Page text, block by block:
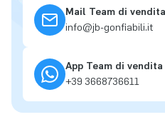
Mail Team di vendita
info@jb-gonfiabili.it
App Team di vendita
+39 3668736611